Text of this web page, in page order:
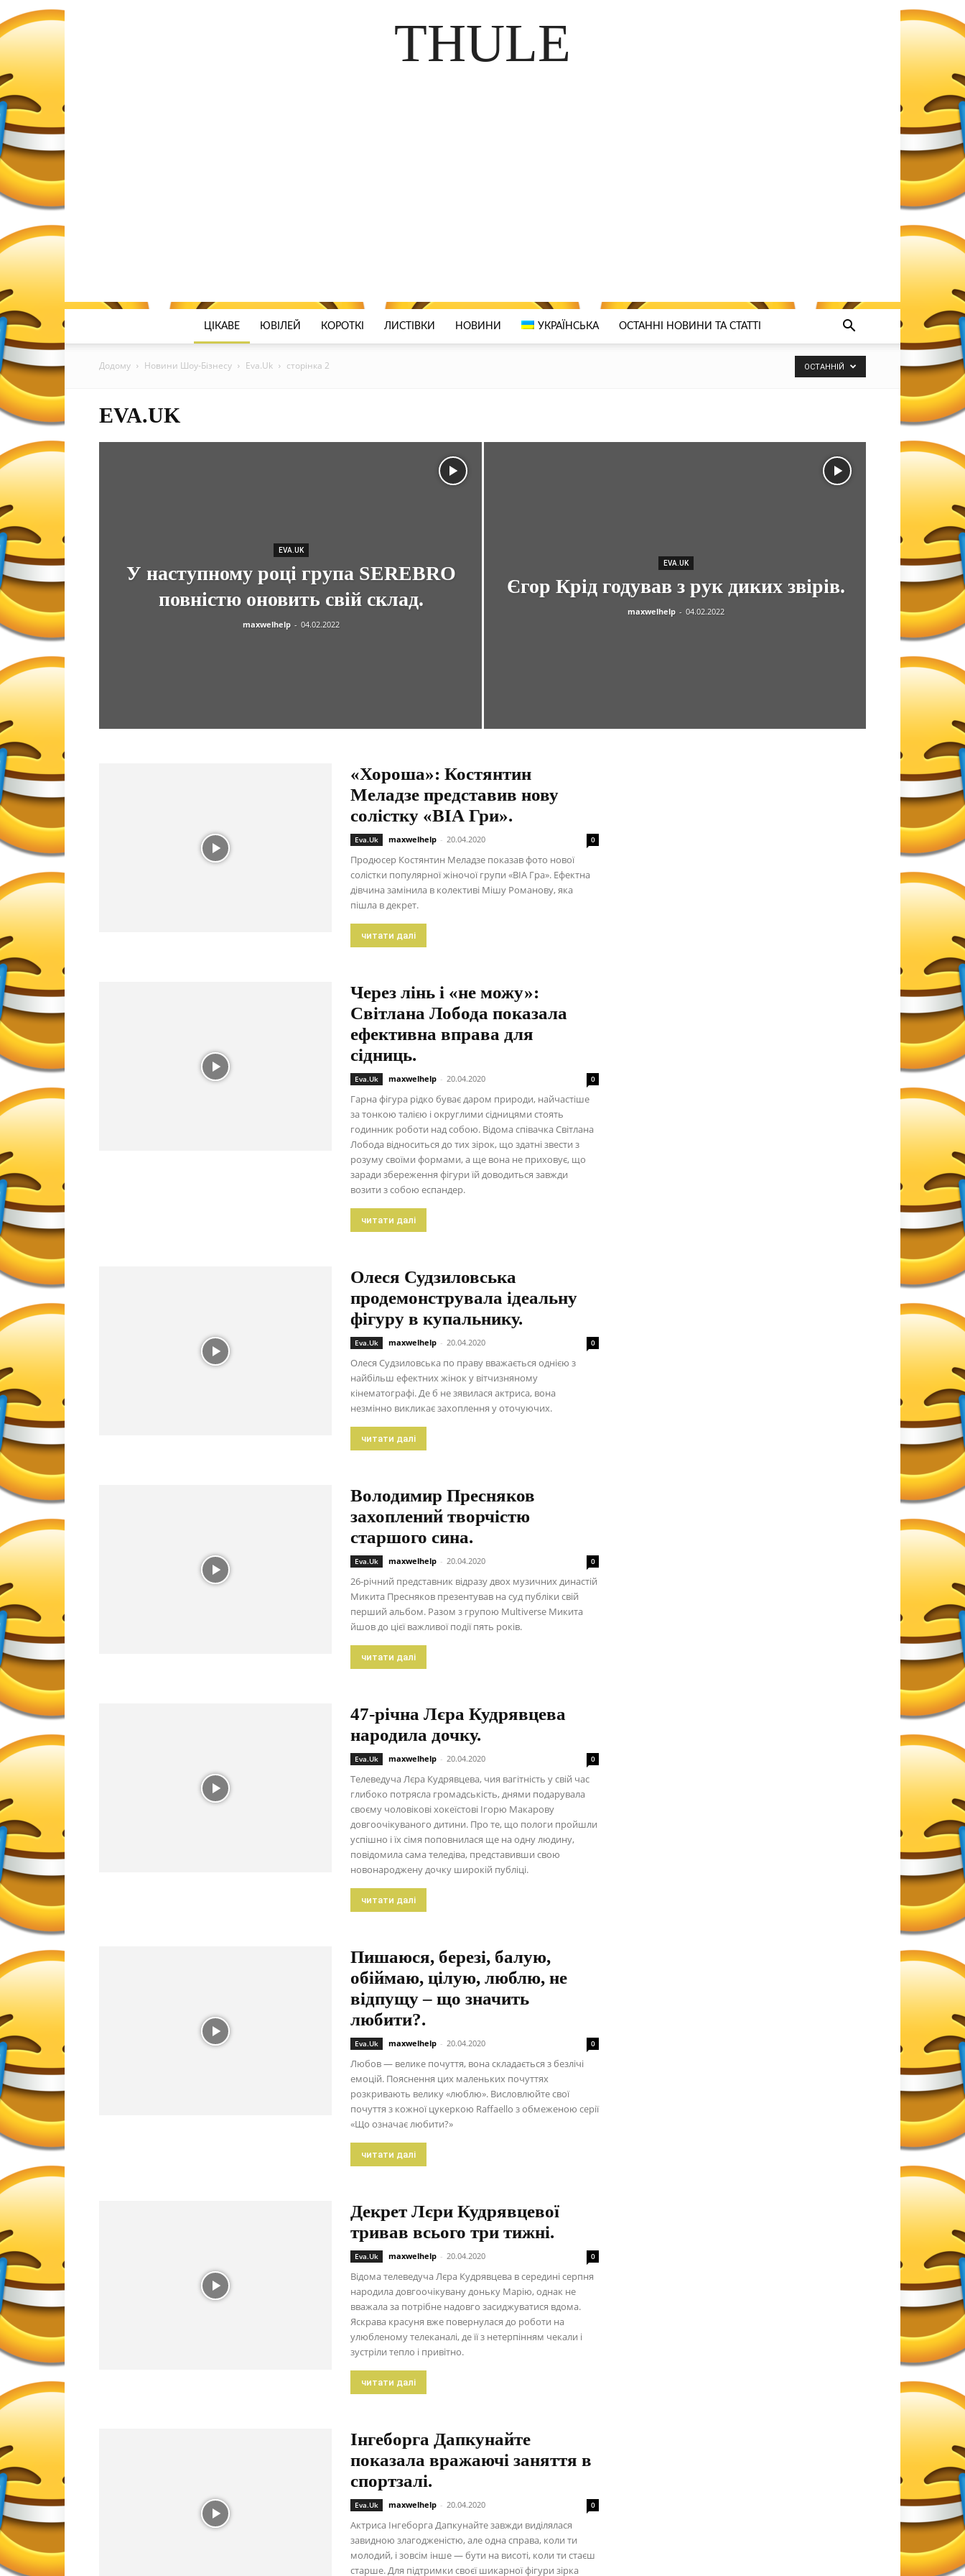
THULE
ЦІКАВЕ ЮВІЛЕЙ КОРОТКІ ЛИСТІВКИ НОВИНИ УКРАЇНСЬКА ОСТАННІ НОВИНИ ТА СТАТТІ
Додому Новини Шоу-Бізнесу Eva.Uk сторінка 2 ОСТАННІЙ
EVA.UK
EVA.UK
У наступному році група SEREBRO
повністю оновить свій склад.
maxwelhelp - 04.02.2022
EVA.UK
Єгор Крід годував з рук диких звірів.
maxwelhelp - 04.02.2022
«Хороша»: Костянтин
Меладзе представив нову
солістку «ВІА Гри».
Eva.Uk maxwelhelp - 20.04.2020 0
Продюсер Костянтин Меладзе показав фото нової
солістки популярної жіночої групи «ВІА Гра». Ефектна
дівчина замінила в колективі Мішу Романову, яка
пішла в декрет.
читати далі
Через лінь і «не можу»:
Світлана Лобода показала
ефективна вправа для
сідниць.
Eva.Uk maxwelhelp - 20.04.2020 0
Гарна фігура рідко буває даром природи, найчастіше
за тонкою талією і округлими сідницями стоять
годинник роботи над собою. Відома співачка Світлана
Лобода відноситься до тих зірок, що здатні звести з
розуму своїми формами, а ще вона не приховує, що
заради збереження фігури їй доводиться завжди
возити з собою еспандер.
читати далі
Олеся Судзиловська
продемонструвала ідеальну
фігуру в купальнику.
Eva.Uk maxwelhelp - 20.04.2020 0
Олеся Судзиловська по праву вважається однією з
найбільш ефектних жінок у вітчизняному
кінематографі. Де б не зявилася актриса, вона
незмінно викликає захоплення у оточуючих.
читати далі
Володимир Пресняков
захоплений творчістю
старшого сина.
Eva.Uk maxwelhelp - 20.04.2020 0
26-річний представник відразу двох музичних династій
Микита Пресняков презентував на суд публіки свій
перший альбом. Разом з групою Multiverse Микита
йшов до цієї важливої події пять років.
читати далі
47-річна Лєра Кудрявцева
народила дочку.
Eva.Uk maxwelhelp - 20.04.2020 0
Телеведуча Лєра Кудрявцева, чия вагітність у свій час
глибоко потрясла громадськість, днями подарувала
своєму чоловікові хокеїстові Ігорю Макарову
довгоочікуваного дитини. Про те, що пологи пройшли
успішно і їх сімя поповнилася ще на одну людину,
повідомила сама теледіва, представивши свою
новонароджену дочку широкій публіці.
читати далі
Пишаюся, березі, балую,
обіймаю, цілую, люблю, не
відпущу – що значить
любити?.
Eva.Uk maxwelhelp - 20.04.2020 0
Любов — велике почуття, вона складається з безлічі
емоцій. Пояснення цих маленьких почуттях
розкривають велику «люблю». Висловлюйте свої
почуття з кожної цукеркою Raffaello з обмеженою серії
«Що означає любити?»
читати далі
Декрет Лєри Кудрявцевої
тривав всього три тижні.
Eva.Uk maxwelhelp - 20.04.2020 0
Відома телеведуча Лєра Кудрявцева в середині серпня
народила довгоочікувану доньку Марію, однак не
вважала за потрібне надовго засиджуватися вдома.
Яскрава красуня вже повернулася до роботи на
улюбленому телеканалі, де її з нетерпінням чекали і
зустріли тепло і привітно.
читати далі
Інгеборга Дапкунайте
показала вражаючі заняття в
спортзалі.
Eva.Uk maxwelhelp - 20.04.2020 0
Актриса Інгеборга Дапкунайте завжди виділялася
завидною злагодженістю, але одна справа, коли ти
молодий, і зовсім інше — бути на висоті, коли ти стаєш
старше. Для підтримки своєї шикарної фігури зірка